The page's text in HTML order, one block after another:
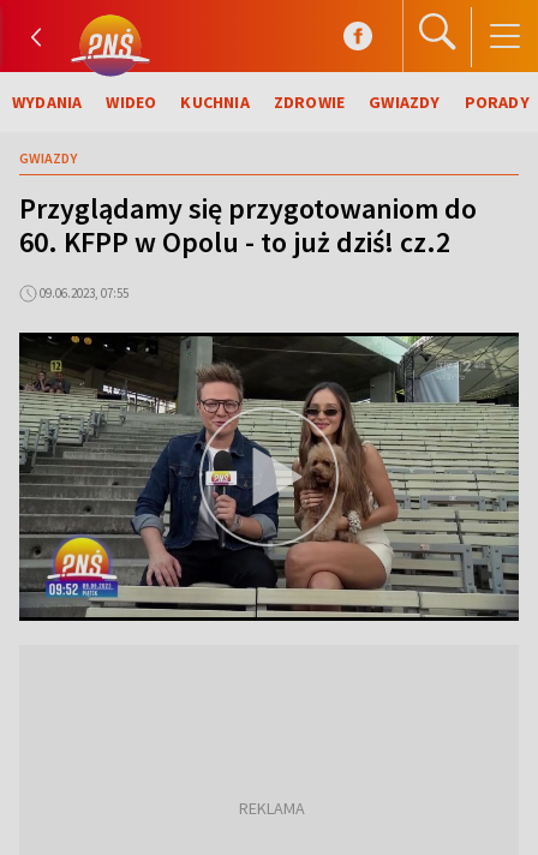
WYDANIA WIDEO KUCHNIA ZDROWIE GWIAZDY PORADY
GWIAZDY
Przyglądamy się przygotowaniom do
60. KFPP w Opolu - to już dziś! cz.2
09.06.2023, 07:55